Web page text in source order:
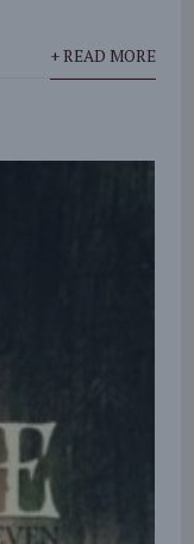
+ READ MORE